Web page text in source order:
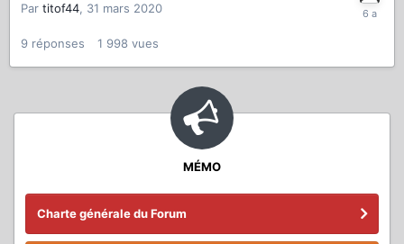
Par titof44, 31 mars 2020
9 réponses 1 998 vues
MÉMO
Charte générale du Forum